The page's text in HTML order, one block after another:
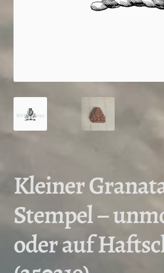
Kleiner
Stempel –
oder auf